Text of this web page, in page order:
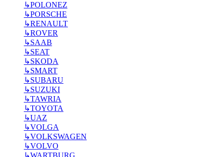
↳POLONEZ
↳PORSCHE
↳RENAULT
↳ROVER
↳SAAB
↳SEAT
↳SKODA
↳SMART
↳SUBARU
↳SUZUKI
↳TAWRIA
↳TOYOTA
↳UAZ
↳VOLGA
↳VOLKSWAGEN
↳VOLVO
↳WARTBURG